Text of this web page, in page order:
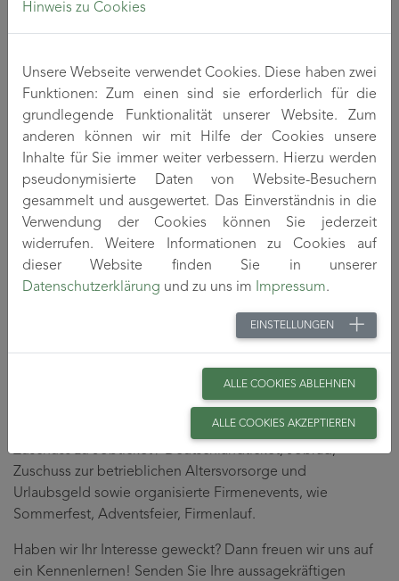
fundierte Kenntnisse und Erfahrung im Bereich
Netzwerktechnik, idealerweise mit Hardware von HPE
grundlegende Kenntnisse in Virtualisierung mit
Windows Hyper-V
Verantwortungsbewusstsein, Eigeninitiative und die
Fähigkeit, Ideen voranzutreiben
Deutschkenntnisse auf Muttersprachler-Niveau sowie
Englischkenntnisse in Wort und Schrift
Unser Angebot
Es erwartet Sie eine langfristige berufliche Perspektive in
sich auf eine sehr gute Betreuung bei der Einarbeitung,
individuelle Möglichkeiten zur fachlichen
Weiterentwicklung, optimale Voraussetzungen zur
Vereinbarkeit von Beruf und Privatleben durch flexible
Arbeitszeitmodelle mit Gleitzeitregelung, Betriebsferien
an Brückentagen und zwischen Weihnachten und Neujahr,
Zuschuss zu Jobticket / Deutschlandticket, Jobrad,
Zuschuss zur betrieblichen Altersvorsorge und
Urlaubsgeld sowie organisierte Firmenevents, wie
Sommerfest, Adventsfeier, Firmenlauf.
Haben wir Ihr Interesse geweckt? Dann freuen wir uns auf
ein Kennenlernen! Senden Sie Ihre aussagekräftigen
Hinweis zu Cookies
Unsere Webseite verwendet Cookies. Diese haben zwei
Funktionen: Zum einen sind sie erforderlich für die
grundlegende Funktionalität unserer Website. Zum
anderen können wir mit Hilfe der Cookies unsere
Inhalte für Sie immer weiter verbessern. Hierzu werden
pseudonymisierte Daten von Website-Besuchern
gesammelt und ausgewertet. Das Einverständnis in die
Verwendung der Cookies können Sie jederzeit
widerrufen. Weitere Informationen zu Cookies auf
dieser Website finden Sie in unserer
Datenschutzerklärung und zu uns im Impressum.
EINSTELLUNGEN
ALLE COOKIES ABLEHNEN
ALLE COOKIES AKZEPTIEREN